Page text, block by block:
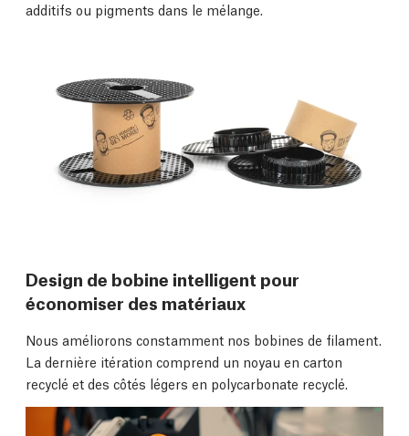
additifs ou pigments dans le mélange.
Design de bobine intelligent pour
économiser des matériaux
Nous améliorons constamment nos bobines de filament.
La dernière itération comprend un noyau en carton
recyclé et des côtés légers en polycarbonate recyclé.